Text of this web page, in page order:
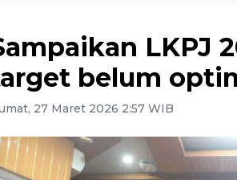
LKPJ
belum
27 Maret 2026 2:57 WIB